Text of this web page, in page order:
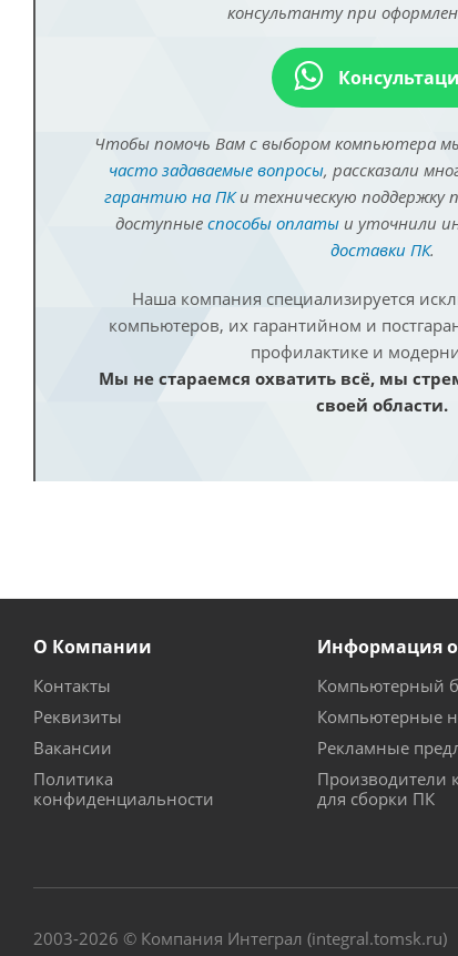
консультанту при
Чтобы помочь Вам с выбором компьютера
часто задаваемые вопросы, рассказали
гарантию на ПКи техническую поддержку
доступные способы оплатыи уточнили
доставки ПК.
Наша компания специализируется
компьютеров, их гарантийном и
профилактике и
Мы не стараемся охватить всё, мы
своей области.
О Компании
Контакты
Реквизиты
Вакансии
Политика
конфиденциальности
Информация о
Компьютерный
Компьютерные
Рекламные
Производители
для сборки ПК
2003-2026 © Компания Интеграл (integral.tomsk.ru)